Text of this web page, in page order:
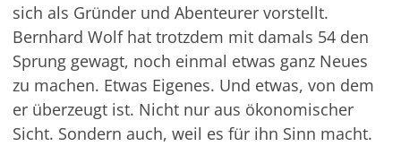
sich als Gründer und Abenteurer vorstellt.
Bernhard Wolf hat trotzdem mit damals 54 den
Sprung gewagt, noch einmal etwas ganz Neues
zu machen. Etwas Eigenes. Und etwas, von dem
er überzeugt ist. Nicht nur aus ökonomischer
Sicht. Sondern auch, weil es für ihn Sinn macht.